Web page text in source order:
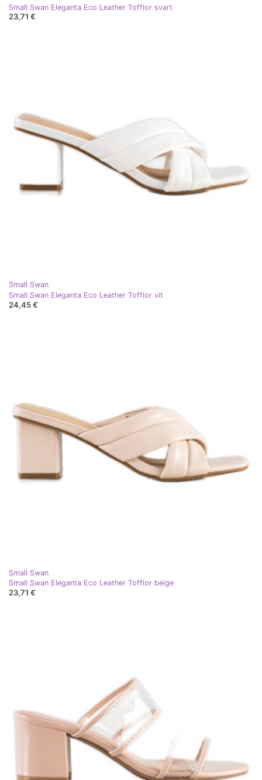
Small Swan Eleganta Eco Leather Tofflor svart
23,71 €
Small Swan
Small Swan Eleganta Eco Leather Tofflor vit
24,45 €
Small Swan
Small Swan Eleganta Eco Leather Tofflor beige
23,71 €